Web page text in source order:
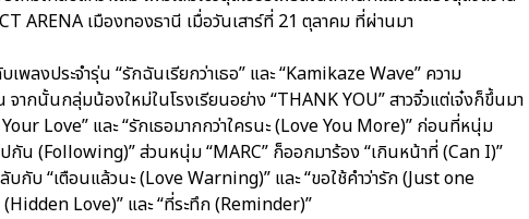
ARENA เมืองทองธานี เมื่อวันเสาร์ที่ 21 ตุลาคม ที่ผ่านมา
ลงประจำรุ่น “รักฉันเรียกว่าเธอ” และ “Kamikaze Wave” ความ
กนั้นกลุ่มน้องใหม่ในโรงเรียนอย่าง “THANK YOU” สาวจิ๋วแต่เจ๋งก็ขึ้นมา
Love” และ “รักเธอมากกว่าใครนะ (Love You More)” ก่อนที่หนุ่ม
ปกัน (Following)” ส่วนหนุ่ม “MARC” ก็ออกมาร้อง “เกินหน้าที่ (Can I)”
กับ “เตือนแล้วนะ (Love Warning)” และ “ขอใช้คำว่ารัก (Just one
Love)” และ “ที่ระทึก (Reminder)”